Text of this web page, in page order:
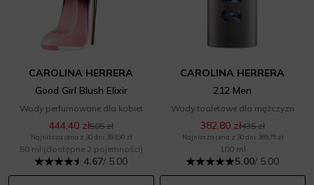
CAROLINA HERRERA
Good Girl Blush Elixir
Wody perfumowane dla kobiet
444,40 zł505 zł
Najniższa cena z 30 dni: 393,90 zł
50 ml (dostępne 2 pojemności)
4.67/ 5.00
CAROLINA HERRERA
212 Men
Wody toaletowe dla mężczyzn
382,80 zł435 zł
Najniższa cena z 30 dni: 369,75 zł
100 ml
5.00/ 5.00